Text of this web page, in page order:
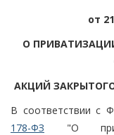
от
О
АКЦИЙ
В соответствии с
178-ФЗ "О